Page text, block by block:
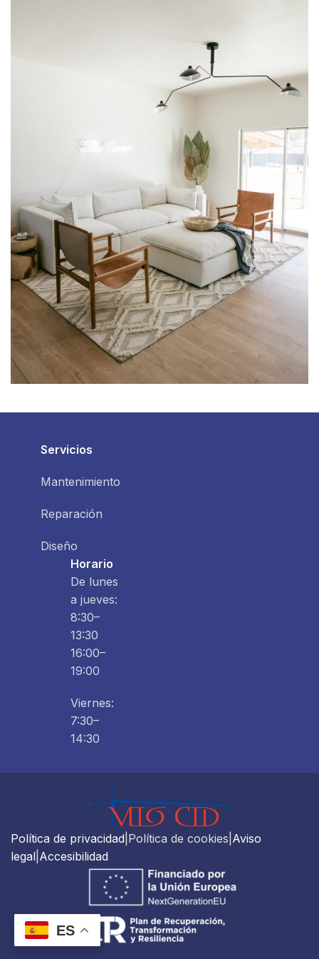
Servicios
Mantenimiento
Reparación
Diseño
Horario
De lunes
a jueves:
8:30–
13:30
16:00–
19:00
Viernes:
7:30–
14:30
Política de privacidad |Política de cookies| Aviso
legal Accesibilidad
ES